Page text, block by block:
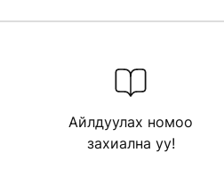
Айлдуулах номоо
захиална уу!